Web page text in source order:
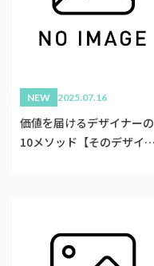
NEW 2025.07.16
価値を届けるデザイナーの
10メソッド【そのデザイ